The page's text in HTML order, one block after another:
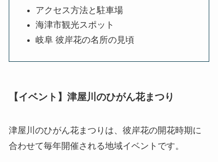
アクセス方法と駐車場
海津市観光スポット
岐阜 彼岸花の名所の見頃
【イベント】津屋川のひがん花まつり
津屋川のひがん花まつりは、彼岸花の開花時期に
合わせて毎年開催される地域イベントです。